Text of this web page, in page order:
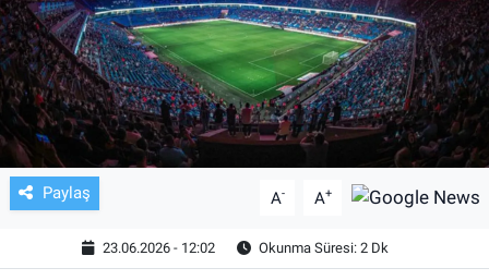
Paylaş A- A+
23.06.2026 - 12:02 Okunma Süresi: 2 Dk
BASKETBOL
SAĞLIK
GENEL
KÜLTÜR SANAT
ASAYİŞ